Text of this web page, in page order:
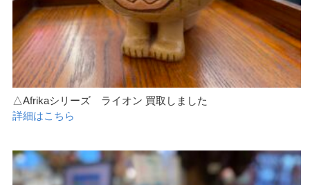
△Afrikaシリーズ ライオン 買取しました
詳細はこちら